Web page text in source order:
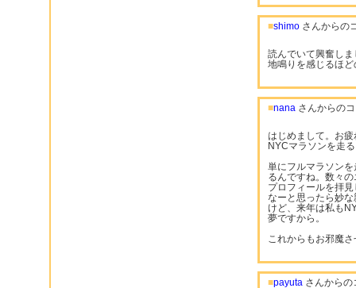
■shimo さんからの
読んでいて興奮しま
地鳴りを感じるほ
■nana さんからの
はじめまして。お
NYCマラソンを走
単にフルマラソン
るんですね。数々
プロフィールを拝
なーと思ったら妙
けど、来年は私も
夢ですから。
これからもお邪魔
■payuta さんからの